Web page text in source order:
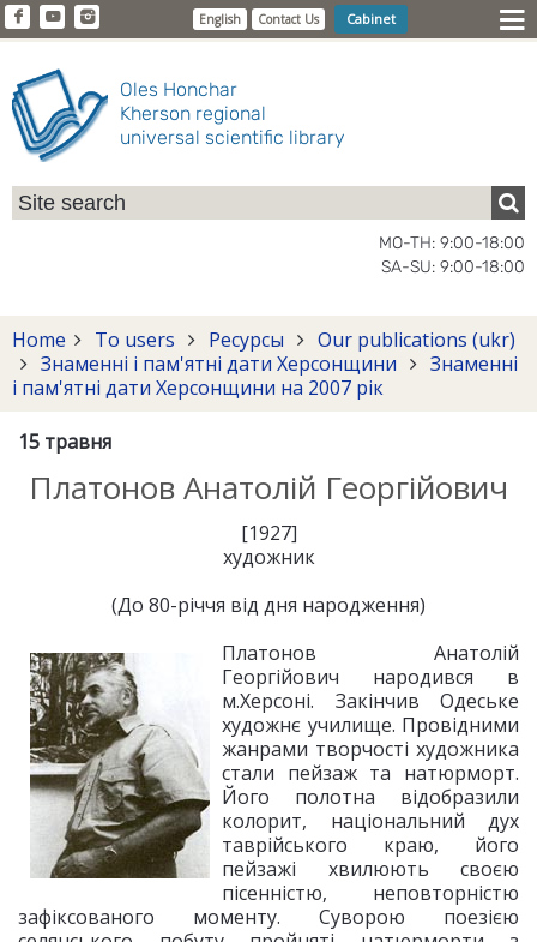
English Contact Us Cabinet
Oles Honchar
Kherson regional
universal scientific library
MO-TH: 9:00-18:00
SA-SU: 9:00-18:00
Home To users Ресурсы
Our publications (ukr)
Знаменні і пам'ятні дати Херсонщини
Знаменні
і пам'ятні дати Херсонщини на 2007 рік
15 травня
Платонов Анатолій Георгійович
[1927]
художник
(До 80-річчя від дня народження)
Платонов Анатолій
Георгійович народився в
м.Херсоні. Закінчив Одеське
художнє училище. Провідними
жанрами творчості художника
стали пейзаж та натюрморт.
Його полотна відобразили
колорит, національний дух
таврійського краю, його
пейзажі хвилюють своєю
пісенністю, неповторністю
зафіксованого моменту. Суворою поезією